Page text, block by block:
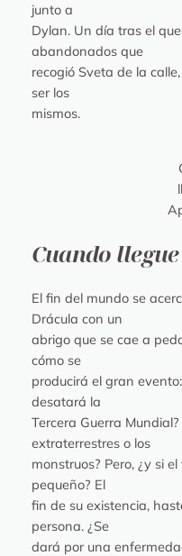
junto a
Dylan. Un día tras el
abandonados que
recogió Sveta de la
ser los
mismos.
Cuando
El fin del mundo se
Drácula con un
abrigo que se cae a
cómo se
producirá el gran
desatará la
Tercera Guerra
extraterrestres o los
monstruos? Pero, ¿y si
pequeño? El
fin de su existencia,
persona. ¿Se
dará por una